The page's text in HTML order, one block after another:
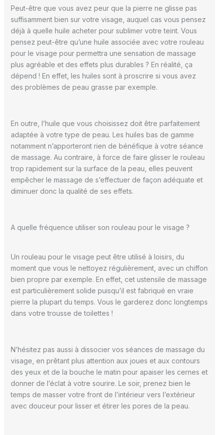
Peut-être que vous avez peur que la pierre ne glisse pas
suffisamment bien sur votre visage, auquel cas vous pensez
déjà à quelle huile acheter pour sublimer votre teint. Vous
pensez peut-être qu’une huile associée avec votre rouleau
pour le visage pour permettra une sensation de massage
plus agréable et des effets plus durables ? En réalité, ça
dépend ! En effet, les huiles sont à proscrire si vous avez
des problèmes de peau grasse par exemple.
En outre, l’huile que vous choisissez doit être parfaitement
adaptée à votre type de peau. Les huiles bas de gamme
notamment n’apporteront rien de bénéfique à votre séance
de massage. Au contraire, à force de faire glisser le rouleau
trop rapidement sur la surface de la peau, elles peuvent
empêcher le massage de s’effectuer de façon adéquate et
diminuer donc la qualité de ses effets.
A quelle fréquence utiliser son rouleau pour le visage ?
Un rouleau pour le visage peut être utilisé à loisirs, du
moment que vous le nettoyez régulièrement, avec un chiffon
bien propre par exemple. En effet, cet ustensile de massage
est particulièrement solide puisqu’il est fabriqué en vraie
pierre la plupart du temps. Vous le garderez donc longtemps
dans votre trousse de toilettes !
N’hésitez pas aussi à dissocier vos séances de massage du
visage, en prêtant plus attention aux joues et aux contours
des yeux et de la bouche le matin pour apaiser les cernes et
donner de l’éclat à votre sourire. Le soir, prenez bien le
temps de masser votre front de l’intérieur vers l’extérieur
avec douceur pour lisser et étirer les pores de la peau.